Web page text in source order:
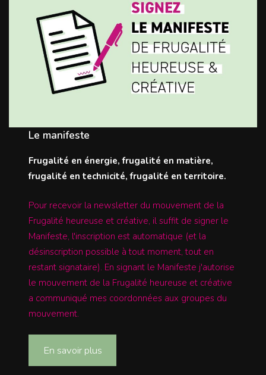
Le manifeste
Frugalité en énergie, frugalité en matière,
frugalité en technicité, frugalité en territoire.
Pour recevoir la newsletter du mouvement de la
Frugalité heureuse et créative, il suffit de signer le
Manifeste, l'inscription est automatique (et la
désinscription possible à tout moment, tout en
restant signataire). En signant le Manifeste j'autorise
le mouvement de la Frugalité heureuse et créative
a communiqué mes coordonnées aux groupes du
mouvement.
En savoir plus